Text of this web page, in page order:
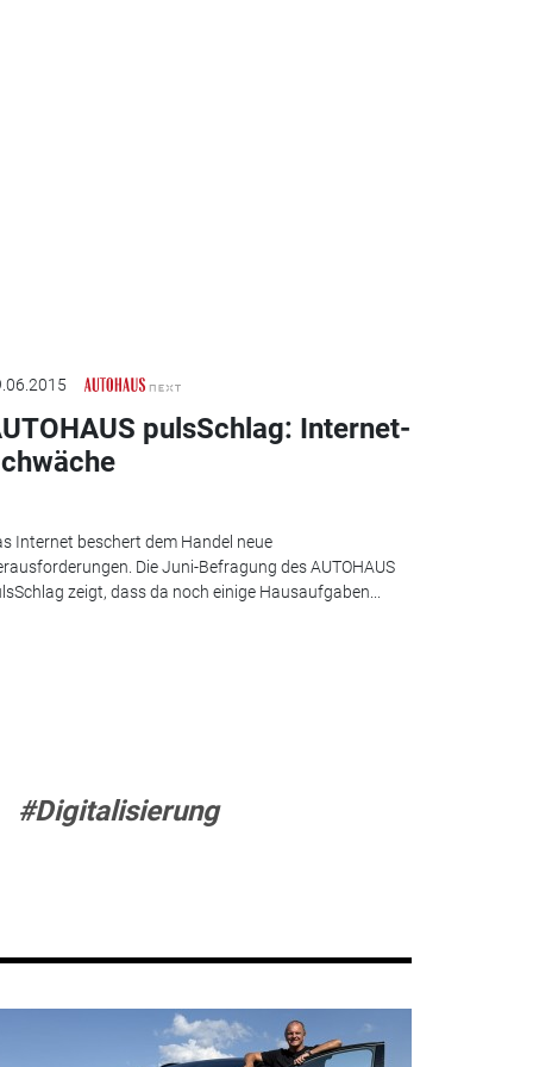
pulsSchlag: Internet-
Internet beschert dem Handel neue
Die Juni-Befragung des AUTOHAUS
zeigt, dass da noch einige Hausaufgaben...
#Digitalisierung